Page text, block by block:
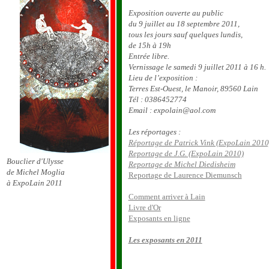
Bouclier d'Ulysse
de Michel Moglia
à ExpoLain 2011
Exposition ouverte au public
du 9 juillet au 18 septembre 2011,
tous les jours sauf quelques lundis,
de 15h à 19h
Entrée libre.
Vernissage le samedi 9 juillet 2011 à 16 h.
Lieu de l’exposition :
Terres Est-Ouest, le Manoir, 89560 Lain
Tél : 0386452774
Email : expolain@aol.com
Les réportages :
Réportage de Patrick Vink (ExpoLain
Reportage de J.G. (ExpoLain 2010)
Reportage de Michel Diedisheim
Reportage de Laurence Diemunsch
Comment arriver à Lain
Livre d'Or
Exposants en ligne
Les exposants en 2011